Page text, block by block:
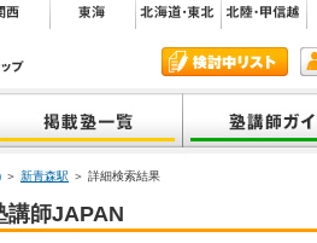
＞ 新青森駅 ＞ 詳細検索結果
講師JAPAN